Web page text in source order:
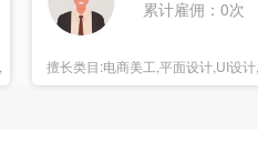
累计雇佣：0次
擅长类目:电商美工,平面设计,UI设
报设计